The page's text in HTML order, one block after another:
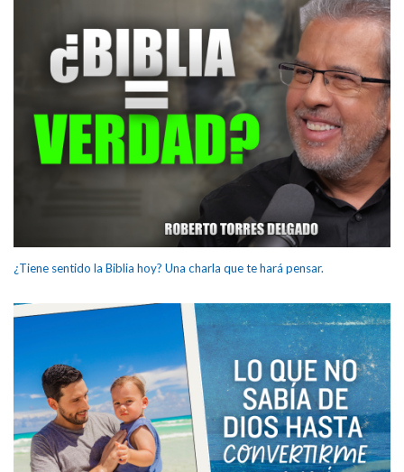
¿Tiene sentido la Biblia hoy? Una charla que te hará pensar.